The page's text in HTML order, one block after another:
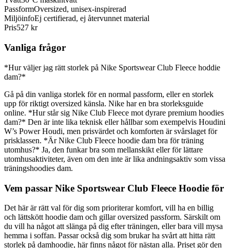
PassformOversized, unisex-inspirerad
MiljöinfoEj certifierad, ej återvunnet material
Pris527 kr
Vanliga frågor
*Hur väljer jag rätt storlek på Nike Sportswear Club Fleece hoddie
dam?*
Gå på din vanliga storlek för en normal passform, eller en storlek
upp för riktigt oversized känsla. Nike har en bra storleksguide
online. *Hur står sig Nike Club Fleece mot dyrare premium hoodies
dam?* Den är inte lika teknisk eller hållbar som exempelvis Houdini
W’s Power Houdi, men prisvärdet och komforten är svårslaget för
prisklassen. *Är Nike Club Fleece hoodie dam bra för träning
utomhus?* Ja, den funkar bra som mellanskikt eller för lättare
utomhusaktiviteter, även om den inte är lika andningsaktiv som vissa
träningshoodies dam.
Vem passar Nike Sportswear Club Fleece Hoodie för
Det här är rätt val för dig som prioriterar komfort, vill ha en billig
och lättskött hoodie dam och gillar oversized passform. Särskilt om
du vill ha något att slänga på dig efter träningen, eller bara vill mysa
hemma i soffan. Passar också dig som brukar ha svårt att hitta rätt
storlek på damhoodie, här finns något för nästan alla. Priset gör den